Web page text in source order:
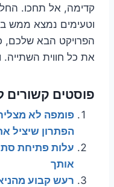
קדימה, אל תחכו.
וטעימים נמצא ממש
הפרויקט הבא שלכם,
את כל חווית השתייה.
פוסטים קשורים
פומפה לא
הפתרון שיציל
עלות פתיחת
אותך
רעש קבוע